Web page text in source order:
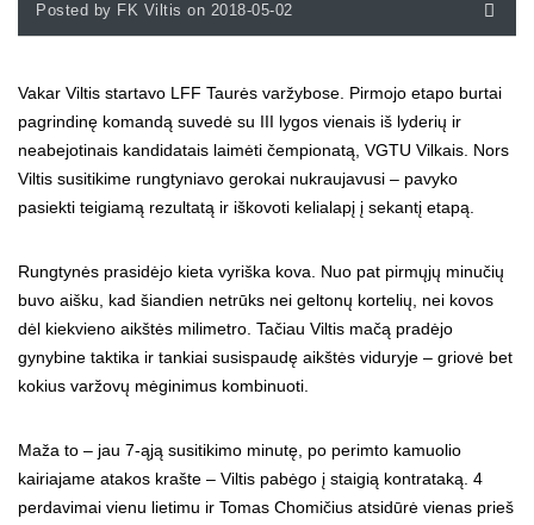
Posted by FK Viltis on 2018-05-02
Vakar Viltis startavo LFF Taurės varžybose. Pirmojo etapo burtai
pagrindinę komandą suvedė su III lygos vienais iš lyderių ir
neabejotinais kandidatais laimėti čempionatą, VGTU Vilkais. Nors
Viltis susitikime rungtyniavo gerokai nukraujavusi – pavyko
pasiekti teigiamą rezultatą ir iškovoti kelialapį į sekantį etapą.
Rungtynės prasidėjo kieta vyriška kova. Nuo pat pirmųjų minučių
buvo aišku, kad šiandien netrūks nei geltonų kortelių, nei kovos
dėl kiekvieno aikštės milimetro. Tačiau Viltis mačą pradėjo
gynybine taktika ir tankiai susispaudę aikštės viduryje – griovė bet
kokius varžovų mėginimus kombinuoti.
Maža to – jau 7-ąją susitikimo minutę, po perimto kamuolio
kairiajame atakos krašte – Viltis pabėgo į staigią kontrataką. 4
perdavimai vienu lietimu ir Tomas Chomičius atsidūrė vienas prieš